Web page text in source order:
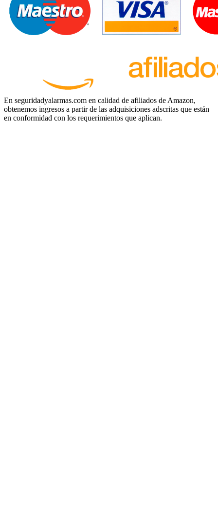
En seguridadyalarmas.com en calidad de afiliados de Amazon,
obtenemos ingresos a partir de las adquisiciones adscritas que están
en conformidad con los requerimientos que aplican.